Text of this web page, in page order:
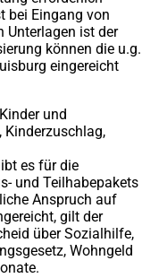
bei Eingang von
Unterlagen ist der
können die u.g.
eingereicht
und
es für die
und Teilhabepakets
Anspruch auf
gilt der
über Sozialhilfe,
Wohngeld